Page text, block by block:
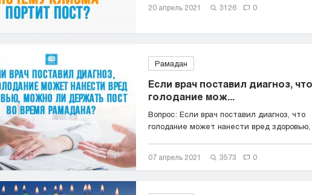
20 апрель 2021 3126 0
Рамадан
Если врач поставил диагноз, что
голодание мож...
Вопрос: Если врач поставил диагноз, что
голодание может нанести вред
07 апрель 2021 3573 0